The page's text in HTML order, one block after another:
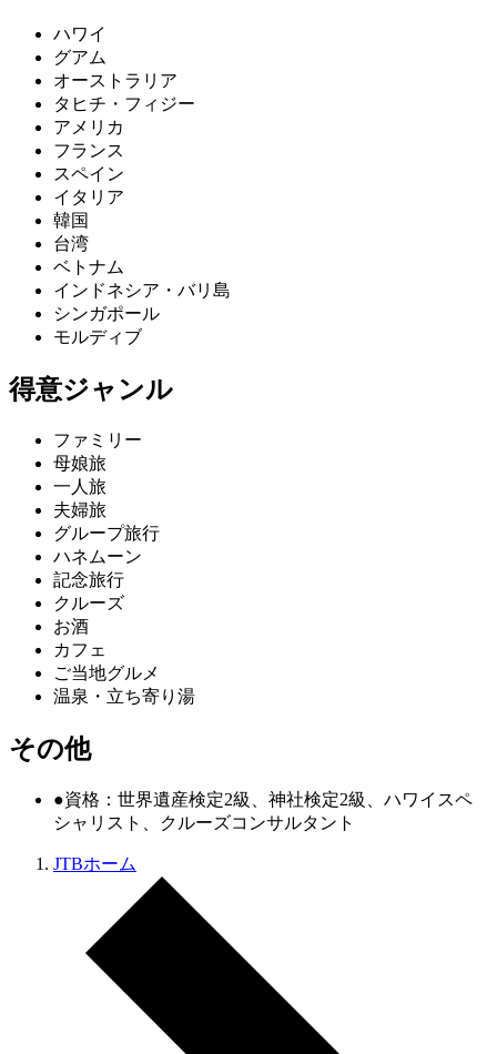
ハワイ
グアム
オーストラリア
タヒチ・フィジー
アメリカ
フランス
スペイン
イタリア
韓国
台湾
ベトナム
インドネシア・バリ島
シンガポール
モルディブ
得意ジャンル
ファミリー
母娘旅
一人旅
夫婦旅
グループ旅行
ハネムーン
記念旅行
クルーズ
お酒
カフェ
ご当地グルメ
温泉・立ち寄り湯
その他
●資格：世界遺産検定2級、神社検定2級、ハワイスペ
シャリスト、クルーズコンサルタント
JTBホーム